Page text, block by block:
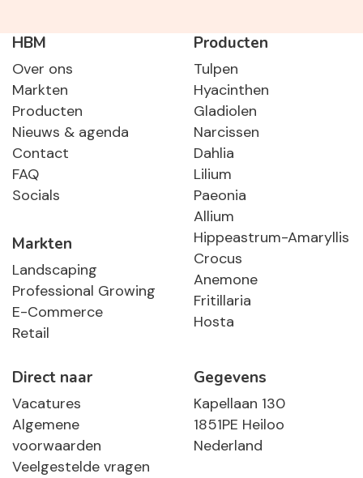
HBM
Over ons
Markten
Producten
Nieuws & agenda
Contact
FAQ
Socials
Markten
Landscaping
Professional Growing
E-Commerce
Retail
Producten
Tulpen
Hyacinthen
Gladiolen
Narcissen
Dahlia
Lilium
Paeonia
Allium
Hippeastrum-Amaryllis
Crocus
Anemone
Fritillaria
Hosta
Direct naar
Vacatures
Algemene
voorwaarden
Veelgestelde vragen
Gegevens
Kapellaan 130
1851PE Heiloo
Nederland